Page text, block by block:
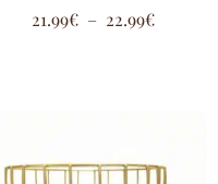
5.00
21.99€ – 22.99€